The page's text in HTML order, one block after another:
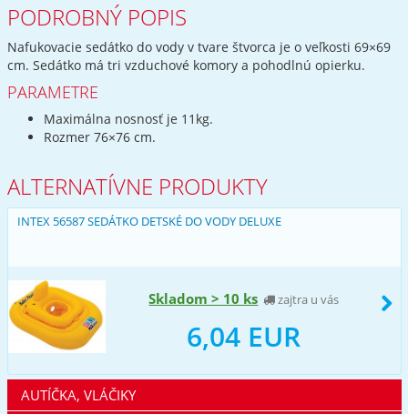
PODROBNÝ POPIS
Nafukovacie sedátko do vody v tvare štvorca je o veľkosti 69×69
cm. Sedátko má tri vzduchové komory a pohodlnú opierku.
PARAMETRE
Maximálna nosnosť je 11kg.
Rozmer 76×76 cm.
ALTERNATÍVNE PRODUKTY
INTEX 56587 SEDÁTKO DETSKÉ DO VODY DELUXE
Skladom > 10 ks zajtra u vás
6,04 EUR
AUTÍČKA, VLÁČIKY